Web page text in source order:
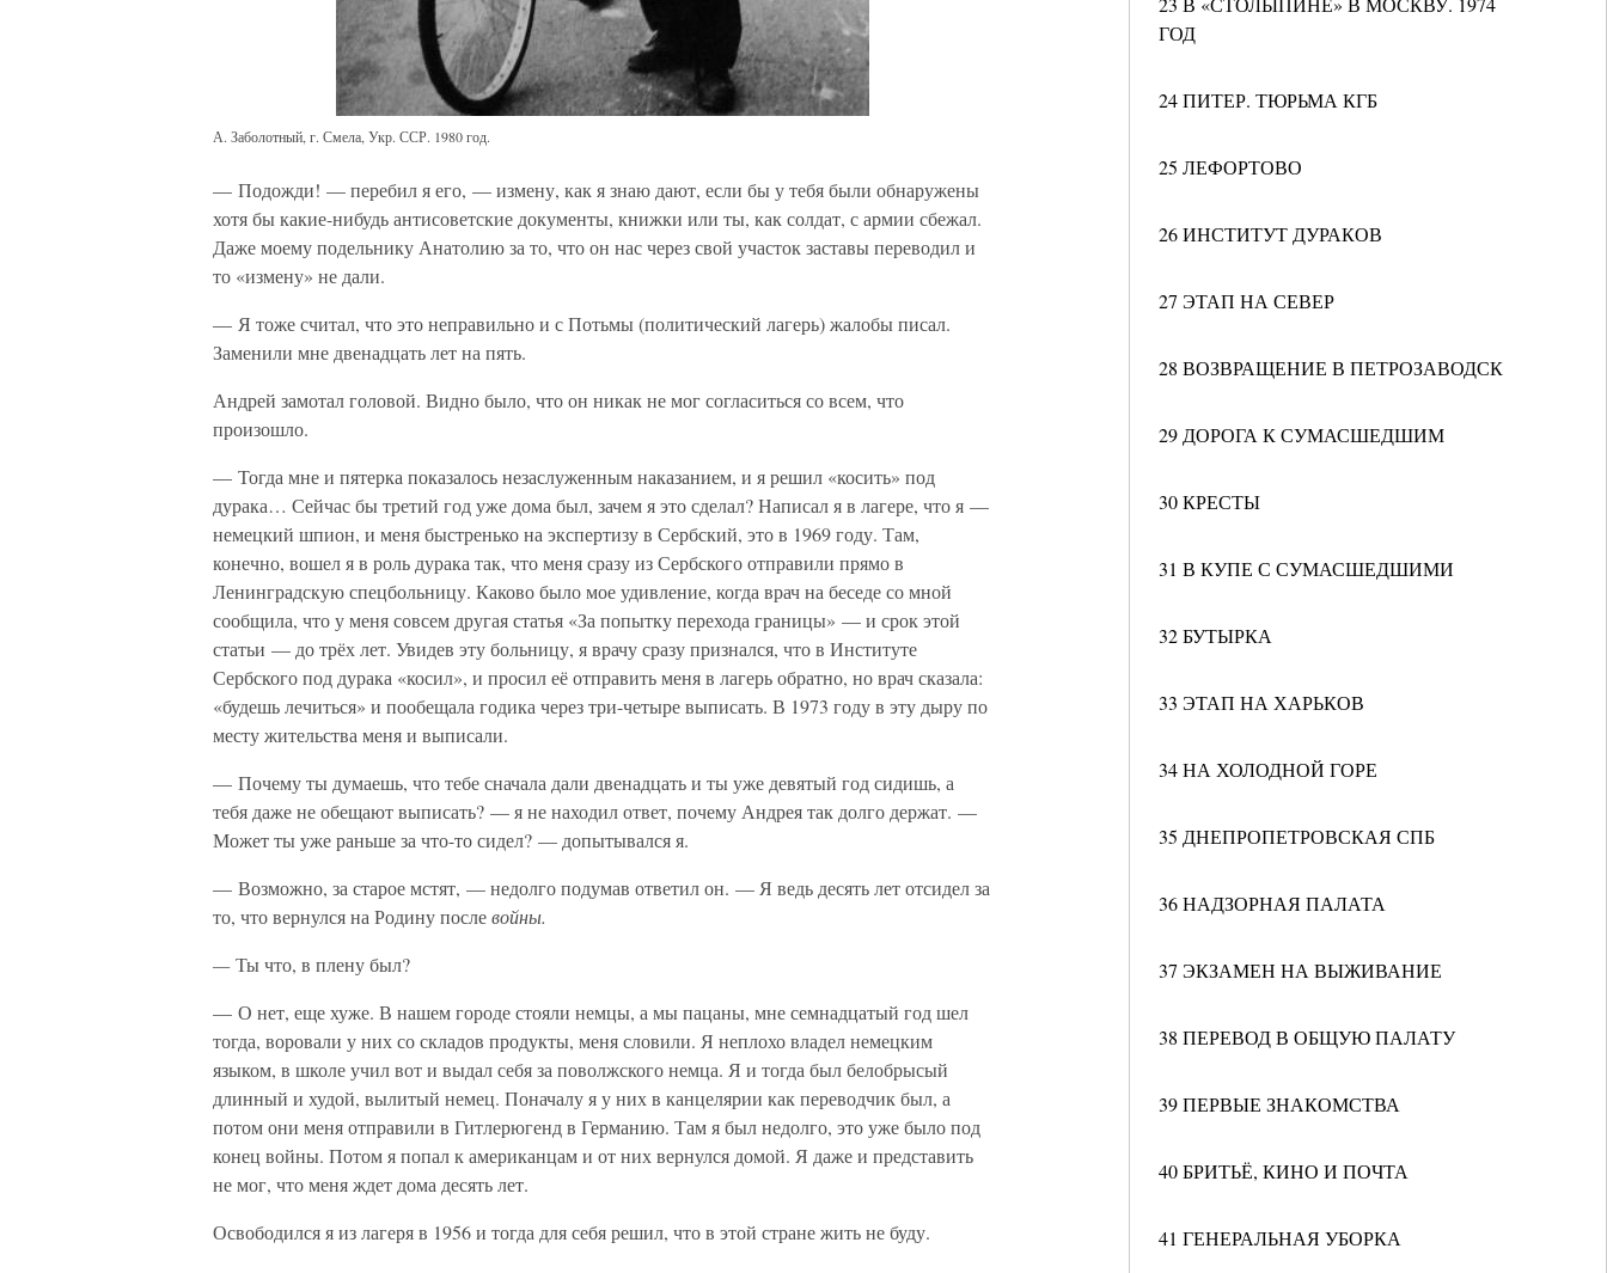
ГОД
24 ПИТЕР. ТЮРЬМА КГБ
25 ЛЕФОРТОВО
26 ИНСТИТУТ ДУРАКОВ
27 ЭТАП НА СЕВЕР
28 ВОЗВРАЩЕНИЕ В ПЕТРОЗАВОДСК
29 ДОРОГА К СУМАСШЕДШИМ
30 КРЕСТЫ
31 В КУПЕ С СУМАСШЕДШИМИ
32 БУТЫРКА
33 ЭТАП НА ХАРЬКОВ
34 НА ХОЛОДНОЙ ГОРЕ
35 ДНЕПРОПЕТРОВСКАЯ СПБ
36 НАДЗОРНАЯ ПАЛАТА
37 ЭКЗАМЕН НА ВЫЖИВАНИЕ
38 ПЕРЕВОД В ОБЩУЮ ПАЛАТУ
39 ПЕРВЫЕ ЗНАКОМСТВА
40 БРИТЬЁ, КИНО И ПОЧТА
41 ГЕНЕРАЛЬНАЯ УБОРКА
А. Заболотный, г. Смела, Укр. ССР. 1980 год.
— Подожди! — перебил я его, — измену, как я знаю дают, если бы у тебя были обнаружены
хотя бы какие-нибудь антисоветские документы, книжки или ты, как солдат, с армии сбежал.
Даже моему подельнику Анатолию за то, что он нас через свой участок заставы переводил и
то «измену» не дали.
— Я тоже считал, что это неправильно и с Потьмы (политический лагерь) жалобы писал.
Заменили мне двенадцать лет на пять.
Андрей замотал головой. Видно было, что он никак не мог согласиться со всем, что
произошло.
— Тогда мне и пятерка показалось незаслуженным наказанием, и я решил «косить» под
дурака… Сейчас бы третий год уже дома был, зачем я это сделал? Написал я в лагере, что я —
немецкий шпион, и меня быстренько на экспертизу в Сербский, это в 1969 году. Там,
конечно, вошел я в роль дурака так, что меня сразу из Сербского отправили прямо в
Ленинградскую спецбольницу. Каково было мое удивление, когда врач на беседе со мной
сообщила, что у меня совсем другая статья «За попытку перехода границы» — и срок этой
статьи — до трёх лет. Увидев эту больницу, я врачу сразу признался, что в Институте
Сербского под дурака «косил», и просил её отправить меня в лагерь обратно, но врач сказала:
«будешь лечиться» и пообещала годика через три-четыре выписать. В 1973 году в эту дыру по
месту жительства меня и выписали.
— Почему ты думаешь, что тебе сначала дали двенадцать и ты уже девятый год сидишь, а
тебя даже не обещают выписать? — я не находил ответ, почему Андрея так долго держат. —
Может ты уже раньше за что-то сидел? — допытывался я.
— Возможно, за старое мстят, — недолго подумав ответил он. — Я ведь десять лет отсидел за
то, что вернулся на Родину послевойны.
—Ты что, в плену был?
— О нет, еще хуже. В нашем городе стояли немцы, а мы пацаны, мне семнадцатый год шел
тогда, воровали у них со складов продукты, меня словили. Я неплохо владел немецким
языком, в школе учил вот и выдал себя за поволжского немца. Я и тогда был белобрысый
длинный и худой, вылитый немец. Поначалу я у них в канцелярии как переводчик был, а
потом они меня отправили в Гитлерюгенд в Германию. Там я был недолго, это уже было под
конец войны. Потом я попал к американцам и от них вернулся домой. Я даже и представить
не мог, что меня ждет дома десять лет.
Освободился я из лагеря в 1956 и тогда для себя решил, что в этой стране жить не буду.